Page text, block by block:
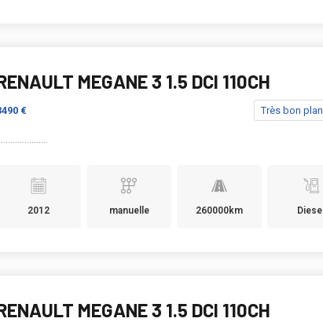
MEGANE 3 1.5 DCI 110CH
€ Très bon plan
2012 manuelle 260000km Diesel
MEGANE 3 1.5 DCI 110CH